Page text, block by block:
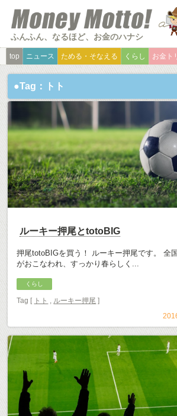
ふんふん、なるほど、お金のハナシ
top ニュース ためる・そなえる くらし お金ト
●Tag：トト
ルーキー押尾とtotoBIG
押尾totoBIGを買う！ ルーキー押尾です。 全
がおこなわれ、すっかり春らしく...
くらし
Tag [ トト ルーキー押尾 ]